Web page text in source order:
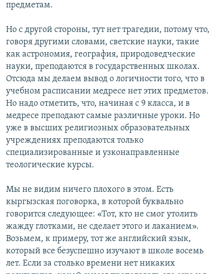
предметам.
Но с другой стороны, тут нет трагедии, потому что,
говоря другими словами, светские науки, такие
как астрономия, география, природоведческие
науки, преподаются в государственных школах.
Отсюда мы делаем вывод о логичности того, что в
учебном расписании медресе нет этих предметов.
Но надо отметить, что, начиная с 9 класса, и в
медресе преподают самые различные уроки. Но
уже в высших религиозных образовательных
учреждениях преподаются только
специализированные и узконаправленные
теологические курсы.
Мы не видим ничего плохого в этом. Есть
кыргызская поговорка, в которой буквально
говорится следующее: «Тот, кто не смог утолить
жажду глотками, не сделает этого и лаканием».
Возьмем, к примеру, тот же английский язык,
который все безуспешно изучают в школе восемь
лет. Если за столько времени нет никаких